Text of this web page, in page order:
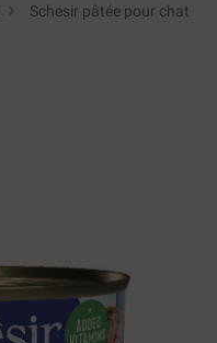
Schesir pâtée pour chat